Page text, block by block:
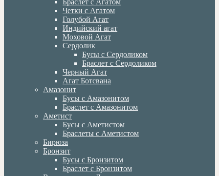
Браслет с Агатом
Четки с Агатом
Голубой Агат
Индийский агат
Моховой Агат
Сердолик
Бусы с Сердоликом
Браслет с Сердоликом
Черный Агат
Агат Ботсвана
Амазонит
Бусы с Амазонитом
Браслет с Амазонитом
Аметист
Бусы с Аметистом
Браслеты с Аметистом
Бирюза
Бронзит
Бусы с Бронзитом
Браслет с Бронзитом